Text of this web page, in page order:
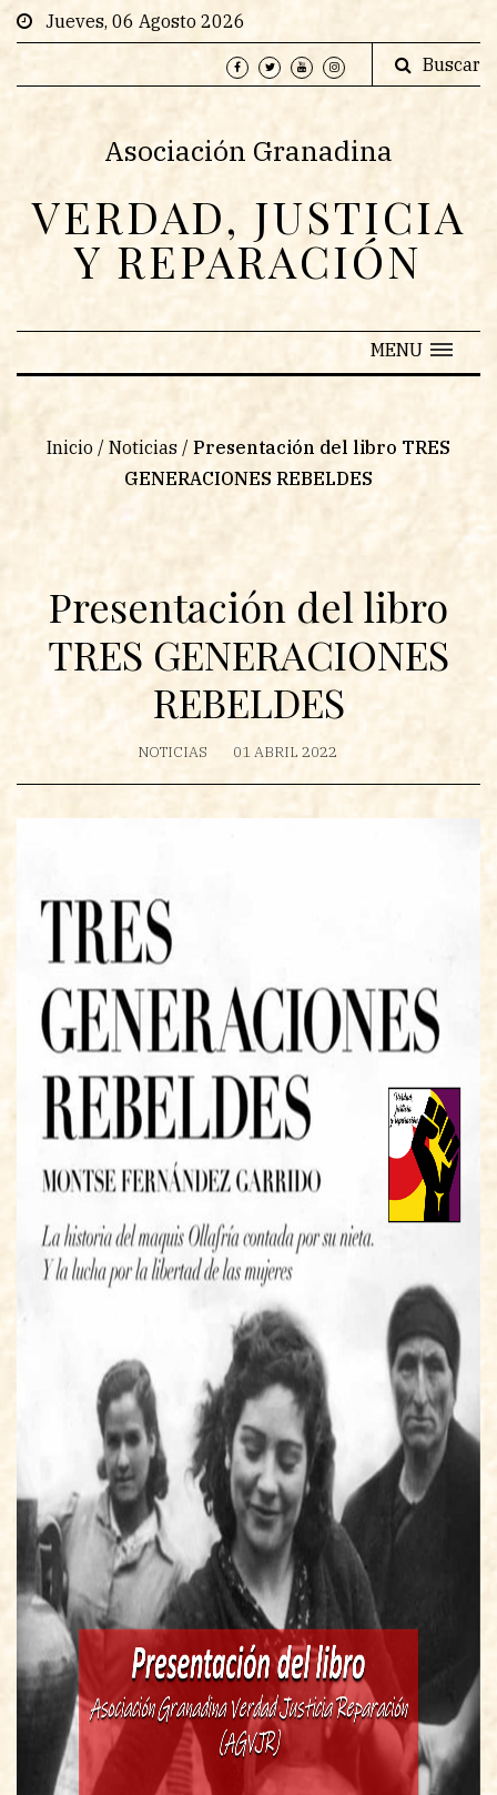
Jueves, 06 Agosto 2026
Buscar
Asociación Granadina
VERDAD, JUSTICIA
Y REPARACIÓN
MENU
Inicio / Noticias / Presentación del libro TRES
GENERACIONES REBELDES
Presentación del libro
TRES GENERACIONES
REBELDES
NOTICIAS 01 ABRIL 2022